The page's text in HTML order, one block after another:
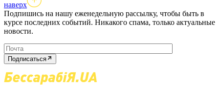
наверх
Подпишись на нашу еженедельную рассылку, чтобы быть в
курсе последних событий. Никакого спама, только актуальные
новости.
Подписаться